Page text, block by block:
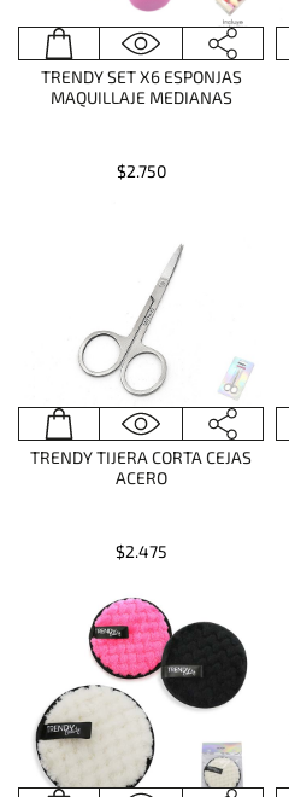
TRENDY SET X6 ESPONJAS
MAQUILLAJE MEDIANAS
$2.750
TRENDY TIJERA CORTA CEJAS
ACERO
$2.475